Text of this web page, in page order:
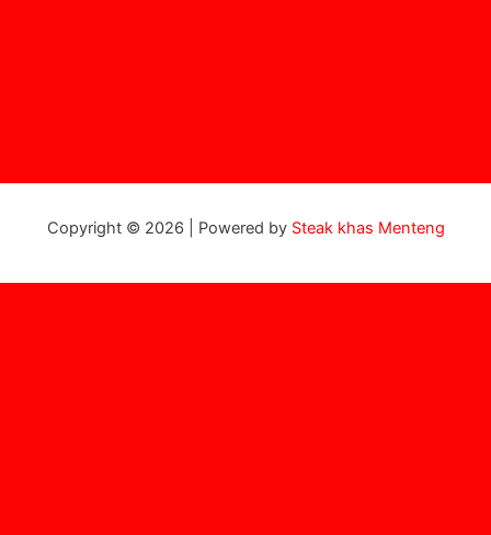
Copyright © 2026 | Powered by Steak khas Menteng